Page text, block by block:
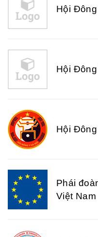
Hội
Hội
Hội
Phái
Việt Nam